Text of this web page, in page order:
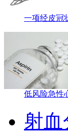
一项经皮冠
低风险急性
射